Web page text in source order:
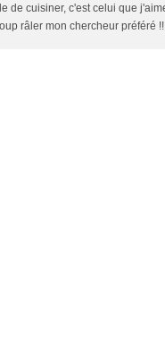
de cuisiner, c'est celui que
râler mon chercheur préféré